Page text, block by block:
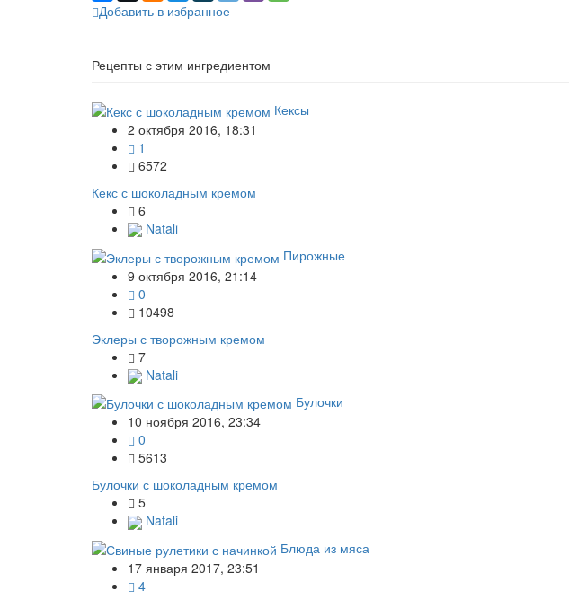
Добавить в избранное
Рецепты с этим ингредиентом
Кексы
2 октября 2016, 18:31
1
6572
Кекс с шоколадным кремом
6
Natali
Пирожные
9 октября 2016, 21:14
0
10498
Эклеры с творожным кремом
7
Natali
Булочки
10 ноября 2016, 23:34
0
5613
Булочки с шоколадным кремом
5
Natali
Блюда из мяса
17 января 2017, 23:51
4